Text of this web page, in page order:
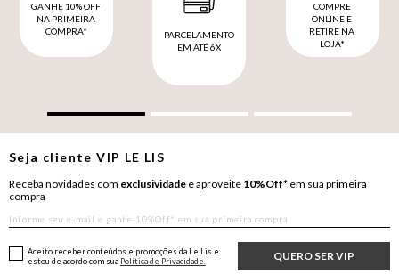
GANHE 10% OFF
NA PRIMEIRA
COMPRA*
PARCELAMENTO
EM ATÉ 6X
COMPRE
ONLINE E
RETIRE NA
LOJA*
Seja clienteVIP LE LIS
Receba novidades com exclusividade e aproveite 10%Off* em sua primeira
compra
QUERO SER VIP
Aceito receber conteúdos e promoções da Le Lis e
estou de acordo com sua Política de Privacidade.